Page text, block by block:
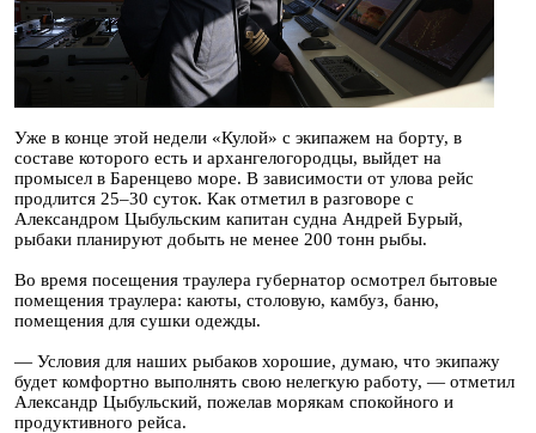
Уже в конце этой недели «Кулой» с экипажем на борту, в
составе которого есть и архангелогородцы, выйдет на
промысел в Баренцево море. В зависимости от улова рейс
продлится 25–30 суток. Как отметил в разговоре с
Александром Цыбульским капитан судна Андрей Бурый,
рыбаки планируют добыть не менее 200 тонн рыбы.
Во время посещения траулера губернатор осмотрел бытовые
помещения траулера: каюты, столовую, камбуз, баню,
помещения для сушки одежды.
— Условия для наших рыбаков хорошие, думаю, что экипажу
будет комфортно выполнять свою нелегкую работу, — отметил
Александр Цыбульский, пожелав морякам спокойного и
продуктивного рейса.